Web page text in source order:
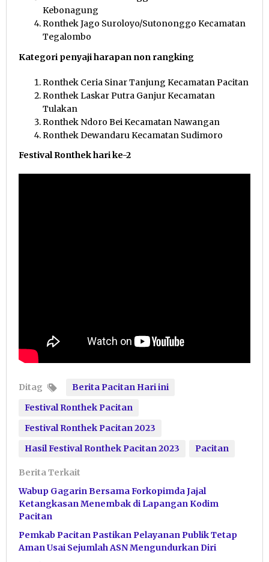
Kebonagung
Ronthek Jago Suroloyo/Sutononggo Kecamatan
Tegalombo
Kategori penyaji harapan non rangking
Ronthek Ceria Sinar Tanjung Kecamatan Pacitan
Ronthek Laskar Putra Ganjur Kecamatan
Tulakan
Ronthek Ndoro Bei Kecamatan Nawangan
Ronthek Dewandaru Kecamatan Sudimoro
Festival Ronthek hari ke-2
Ditag
Berita Pacitan Hari ini
Festival Ronthek Pacitan
Festival Ronthek Pacitan 2023
Hasil Festival Ronthek Pacitan 2023
Pacitan
Berita Terkait
Wabup Gagarin Bersama Forkopimda Jajal
Ketangkasan Menembak di Lapangan Kodim
Pacitan
Pemkab Pacitan Pastikan Pelayanan Publik Tetap
Aman Usai Sejumlah ASN Mengundurkan Diri